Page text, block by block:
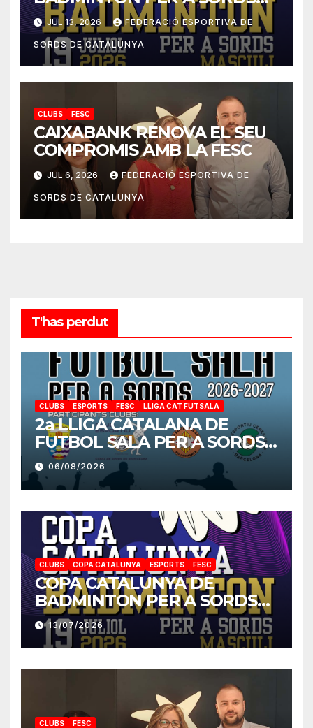
2026
JUL 13, 2026 FEDERACIÓ ESPORTIVA DE
SORDS DE CATALUNYA
CLUBS FESC
CAIXABANK RENOVA EL SEU
COMPROMIS AMB LA FESC
JUL 6, 2026 FEDERACIÓ ESPORTIVA DE
SORDS DE CATALUNYA
T'has perdut
CLUBS ESPORTS FESC LLIGA CAT FUTSALA
2a LLIGA CATALANA DE
FUTBOL SALA PER A SORDS
2026-2027
06/08/2026
CLUBS COPA CATALUNYA ESPORTS FESC
COPA CATALUNYA DE
BADMINTON PER A SORDS
2026
13/07/2026
CLUBS FESC